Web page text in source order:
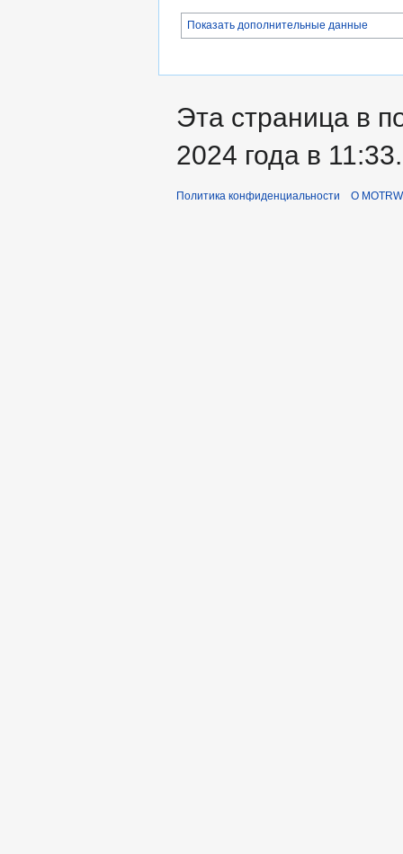
Показать дополнительные данные
Эта страница в
2024 года в 11:33.
Политика конфиденциальности О